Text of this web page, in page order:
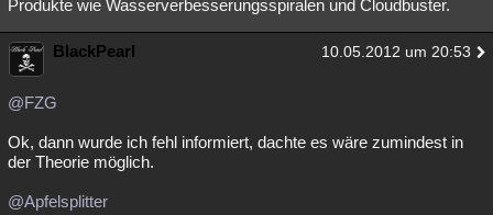
Produkte wie Wasserverbesserungsspiralen und Cloudbuster.
BlackPearl 10.05.2012 um 20:53
@FZG
Ok, dann wurde ich fehl informiert, dachte es wäre zumindest in
der Theorie möglich.
@Apfelsplitter